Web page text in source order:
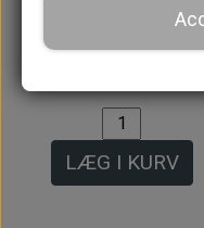
Varmeslange, Stor,
50mm/2"
LÆG I KURV